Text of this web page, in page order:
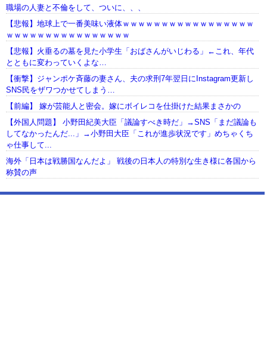
職場の人妻と不倫をして、ついに、、、
【悲報】地球上で一番美味い液体ｗｗｗｗｗｗｗｗｗｗｗｗｗｗｗｗｗ
ｗｗｗｗｗｗｗｗｗｗｗｗｗｗｗｗ
【悲報】火垂るの墓を見た小学生「おばさんがいじわる」←これ、年代
とともに変わっていくよな…
【衝撃】ジャンポケ斉藤の妻さん、夫の求刑7年翌日にInstagram更新し
SNS民をザワつかせてしまう…
【前編】 嫁が芸能人と密会。嫁にボイレコを仕掛けた結果まさかの
【外国人問題】 小野田紀美大臣「議論すべき時だ」→SNS「まだ議論も
してなかったんだ...」→小野田大臣「これが進歩状況です」めちゃくち
ゃ仕事して...
海外「日本は戦勝国なんだよ」 戦後の日本人の特別な生き様に各国から
称賛の声